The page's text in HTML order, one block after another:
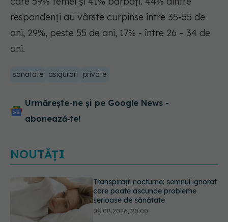
respondenți au vârste curpinse între 35-55 de
ani, 29%, peste 55 de ani, 17% - între 26 – 34 de
ani.
sanatate asigurari private
Urmărește-ne și pe Google News -
abonează‑te!
NOUTĂȚI
Ce poți mânca și ce trebuie să eviți
dacă ai gastrită: exemplu de meniu
care reduce inflamația stomacului